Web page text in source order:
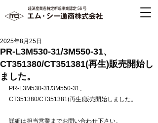
PR-L3M530-31/3M550-31、
CT351380/CT351381(再生)販売開始し
ました。
2025年8月25日
PR-L3M530-31/3M550-31、
CT351380/CT351381(再生)販売開始しました。
詳細は担当営業までお問い合わせ下さい。